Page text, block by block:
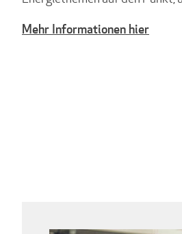
Mehr Informationen hier